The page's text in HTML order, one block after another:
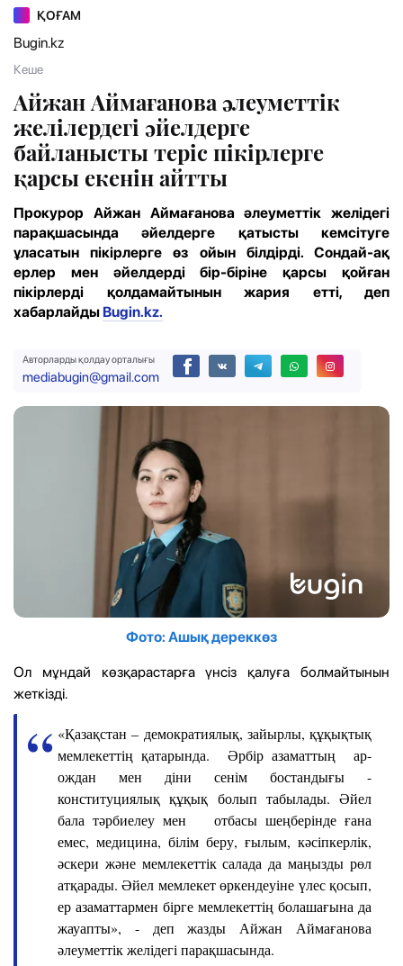
ҚОҒАМ
Bugin.kz
Кеше
Айжан Аймағанова әлеуметтік
желілердегі әйелдерге
байланысты теріс пікірлерге
қарсы екенін айтты
Прокурор Айжан Аймағанова әлеуметтік желідегі
парақшасында әйелдерге қатысты кемсітуге
ұласатын пікірлерге өз ойын білдірді. Сондай-ақ
ерлер мен әйелдерді бір-біріне қарсы қойған
пікірлерді қолдамайтынын жария етті, деп
хабарлайды Bugin.kz.
Авторларды қолдау орталығы
mediabugin@gmail.com
Фото: Ашық дереккөз
Ол мұндай көзқарастарға үнсіз қалуға болмайтынын
жеткізді.
«Қазақстан – демократиялық, зайырлы, құқықтық
мемлекеттің қатарында. Әрбір азаматтың ар-
ождан мен діни сенім бостандығы -
конституциялық құқық болып табылады. Әйел
бала тәрбиелеу мен отбасы шеңберінде ғана
емес, медицина, білім беру, ғылым, кәсіпкерлік,
әскери және мемлекеттік салада да маңызды рөл
атқарады. Әйел мемлекет өркендеуіне үлес қосып,
ер азаматтармен бірге мемлекеттің болашағына да
жауапты», - деп жазды Айжан Аймағанова
әлеуметтік желідегі парақшасында.